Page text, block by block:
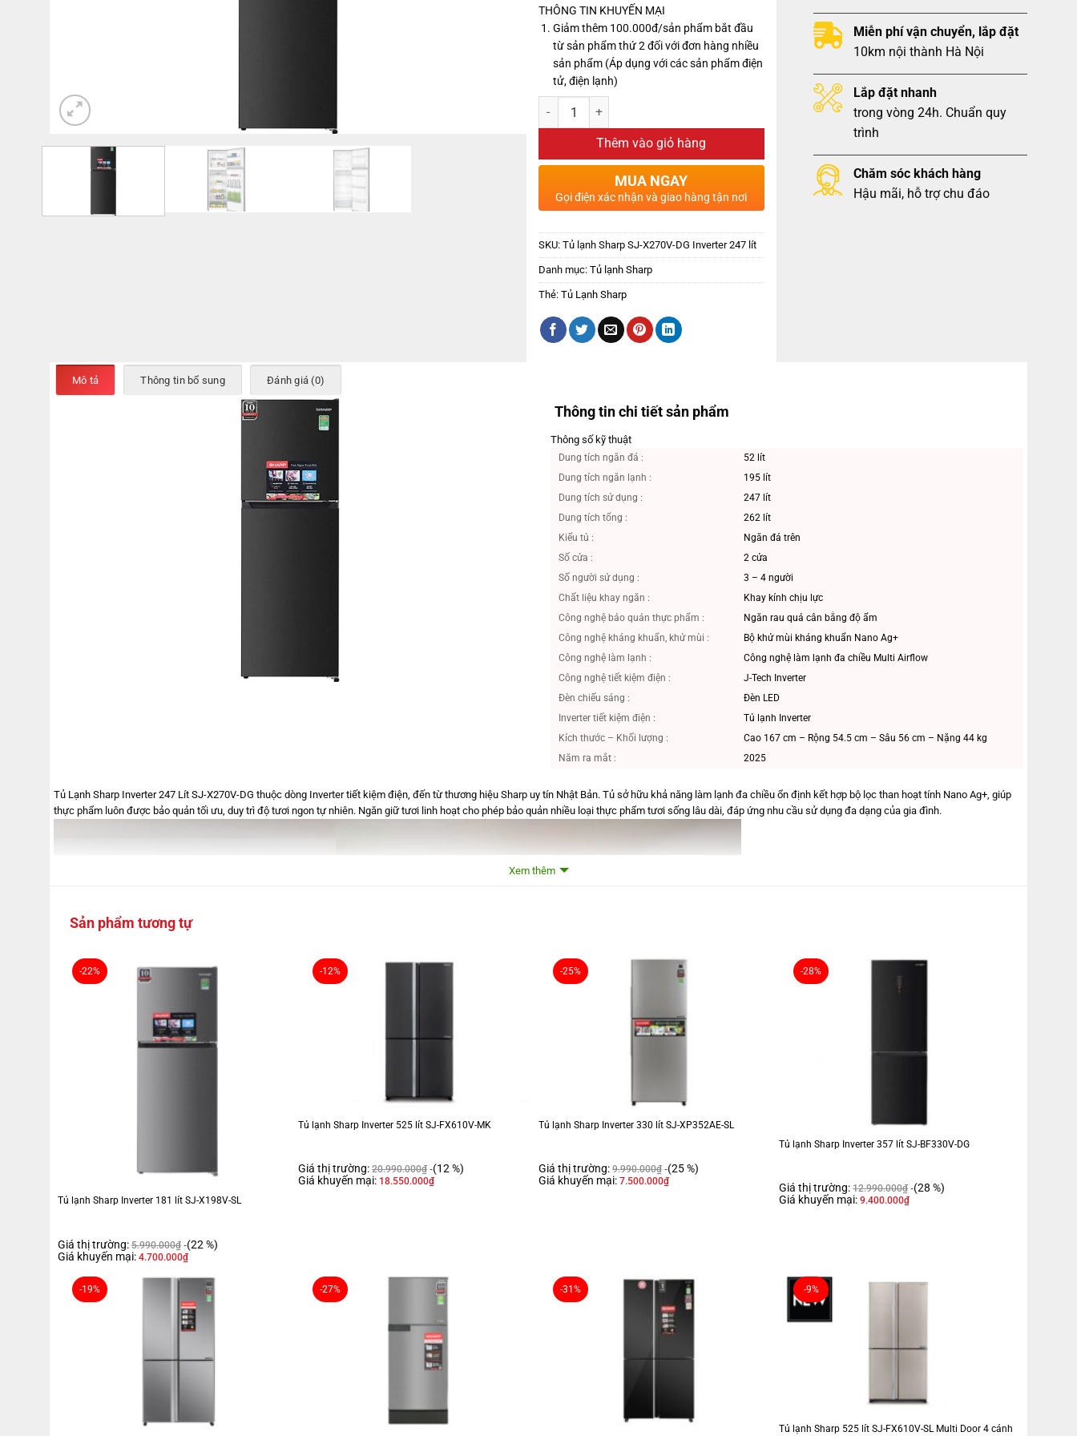
THÔNG TIN KHUYẾN MẠI
Giảm thêm 100.000đ/sản phẩm bắt đầu
từ sản phẩm thứ 2 đối với đơn hàng nhiều
sản phẩm (Áp dụng với các sản phẩm điện
tử, điện lạnh)
Thêm vào giỏ hàng
MUA NGAY
Gọi điện xác nhận và giao hàng tận nơi
SKU: Tủ lạnh Sharp SJ-X270V-DG Inverter 247 lít
Danh mục: Tủ lạnh Sharp
Thẻ: Tủ Lạnh Sharp
Miễn phí vận chuyển, lắp đặt
10km nội thành Hà Nội
Lắp đặt nhanh
trong vòng 24h. Chuẩn quy
trình
Chăm sóc khách hàng
Hậu mãi, hỗ trợ chu đáo
Mô tả Thông tin bổ sung Đánh giá (0)
Thông tin chi tiết sản phẩm
Thông số kỹ thuật
Dung tích ngăn đá :
52 lít
Dung tích ngăn lạnh :
195 lít
Dung tích sử dụng :
247 lít
Dung tích tổng :
262 lít
Kiểu tủ :
Ngăn đá trên
Số cửa :
2 cửa
Số người sử dụng :
3 – 4 người
Chất liệu khay ngăn :
Khay kính chịu lực
Công nghệ bảo quản thực phẩm :
Ngăn rau quả cân bằng độ ẩm
Công nghệ kháng khuẩn, khử mùi :
Bộ khử mùi kháng khuẩn Nano Ag+
Công nghệ làm lạnh :
Công nghệ làm lạnh đa chiều Multi Airflow
Công nghệ tiết kiệm điện :
J-Tech Inverter
Đèn chiếu sáng :
Đèn LED
Inverter tiết kiệm điện :
Tủ lạnh Inverter
Kích thước – Khối lượng :
Cao 167 cm – Rộng 54.5 cm – Sâu 56 cm – Nặng 44 kg
Năm ra mắt :
2025
Tủ Lạnh Sharp Inverter 247 Lít SJ-X270V-DG thuộc dòng Inverter tiết kiệm điện, đến từ thương hiệu Sharp uy tín Nhật Bản. Tủ sở hữu khả năng làm lạnh đa chiều ổn định kết hợp bộ lọc than hoạt tính Nano Ag+, giúp
thực phẩm luôn được bảo quản tối ưu, duy trì độ tươi ngon tự nhiên. Ngăn giữ tươi linh hoạt cho phép bảo quản nhiều loại thực phẩm tươi sống lâu dài, đáp ứng nhu cầu sử dụng đa dạng của gia đình.
- Tủ Lạnh Sharp SJ-X270V-DG
sự cuốn hút cho thiết bị. Kiểu dáng tủ trông khá thon gọn, không chiếm quá nhiều không gian nên người dùng có thể lắp đặt tại nhiều vị trí.- Bên trong tủ lạnh đã được trang bị sẵn các khay ngăn bằng kính chắc chắn.
Người dùng có thể tháo lắp, di chuyển vị trí các khay ngăn này linh hoạt nên thuận tiện hơn trong việc sắp xếp thực phẩm. Đồng thời với chất liệu kính người dùng sẽ dễ dàng trong việc lau chùi và vệ sinh hơn.
Xem thêm
Sản phẩm tương tự
-22%
Tủ lạnh Sharp Inverter 181 lít SJ-X198V-SL
Giá thị trường: 5.990.000₫ (22 %)
Giá khuyến mại: 4.700.000₫
-12%
Tủ lạnh Sharp Inverter 525 lít SJ-FX610V-MK
Giá thị trường: 20.990.000₫ (12 %)
Giá khuyến mại: 18.550.000₫
-25%
Tủ lạnh Sharp Inverter 330 lít SJ-XP352AE-SL
Giá thị trường: 9.990.000₫ (25 %)
Giá khuyến mại: 7.500.000₫
-28%
Tủ lạnh Sharp Inverter 357 lít SJ-BF330V-DG
Giá thị trường: 12.990.000₫ (28 %)
Giá khuyến mại: 9.400.000₫
-19% -27% -31% -9%
Tủ lạnh Sharp 525 lít SJ-FX610V-SL Multi Door 4 cánh